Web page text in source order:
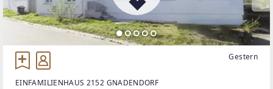
Gestern
EINFAMILIENHAUS 2152 GNADENDORF